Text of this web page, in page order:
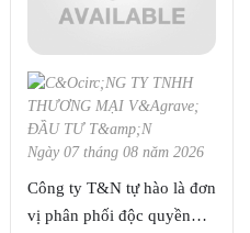
Ngày 07 tháng 08 năm 2026
Công ty T&N tự hào là đơn
vị phân phối độc quyền